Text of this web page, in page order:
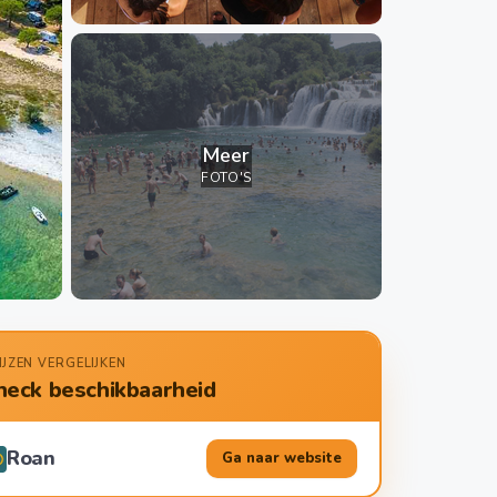
Meer
FOTO'S
VERGELIJKEN
beschikbaarheid
Roan Ga naar website